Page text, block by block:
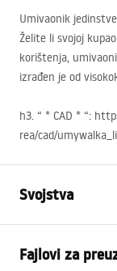
Umivaonik
Želite li svojoj
korištenja,
izrađen je od
h3. “ * CAD * “:
rea/cad/
Svojstva
Materijal
Fajlovi za